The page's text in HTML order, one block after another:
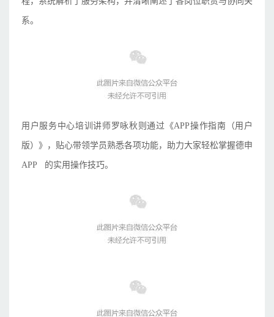
系。
用户服务中心培训讲师罗咏秋则通过《APP操作指南（用户
版）》，贴心带领学员熟悉各项功能，助力大家轻松掌握德申
APP 的实用操作技巧。